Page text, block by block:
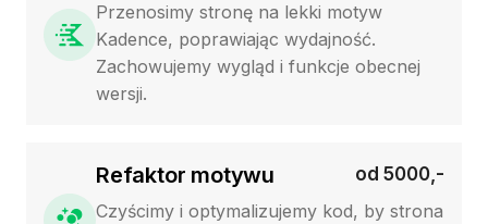
Przenosimy stronę na lekki motyw
Kadence, poprawiając wydajność.
Zachowujemy wygląd i funkcje obecnej
wersji.
Refaktor motywu
od 5000,-
Czyścimy i optymalizujemy kod, by strona